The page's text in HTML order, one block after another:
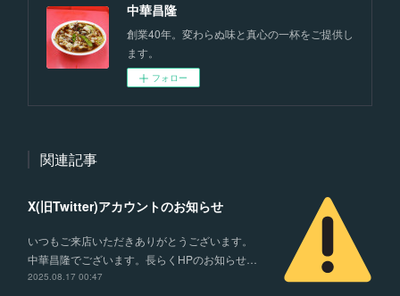
中華昌隆
創業40年。変わらぬ味と真心の一杯をご提供し
ます。
フォロー
関連記事
X(旧Twitter)アカウントのお知らせ
いつもご来店いただきありがとうございます。
中華昌隆でございます。長らくHPのお知らせ…
2025.08.17 00:47